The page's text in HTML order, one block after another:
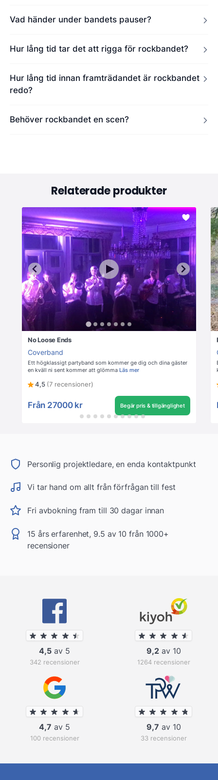
Vad händer under bandets pauser?
Hur lång tid tar det att rigga för rockbandet?
Hur lång tid innan framträdandet är rockbandet
redo?
Behöver rockbandet en scen?
Relaterade produkter
No Loose Ends
Coverband
Ett högklassigt partyband som kommer ge dig och dina gäster
en kväll ni sent kommer att glömma Läs mer
4,5 (7 recensioner)
Från 27000 kr Begär pris & tillgänglighet
Personlig projektledare, en enda kontaktpunkt
Vi tar hand om allt från förfrågan till fest
Fri avbokning fram till 30 dagar innan
15 års erfarenhet, 9.5 av 10 från 1000+
recensioner
4,5 av 5
342 recensioner
9,2av 10
1264 recensioner
4,7 av 5
100 recensioner
9,7 av 10
33 recensioner